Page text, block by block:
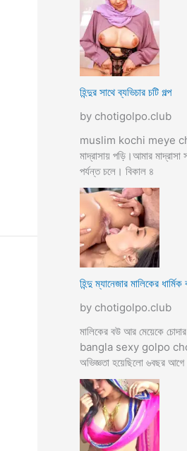
হিন্দুর সাথে ব্যভিচার চটি গল্প
by chotigolpo.club
muslim kochi meye
মাদ্রাসায় পড়ি।আমার
পর্যন্ত চলে। বিকাল ৪
হিন্দু ম্যানেজার মালিকের
by chotigolpo.club
মালিকের বউ আর মেয়েকে
bangla sexy golpo
অভিজ্ঞতা হয়েছিলো ৬বছর